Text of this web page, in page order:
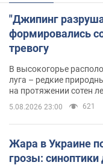
"Джипинг
формировались
тревогу
В высокогорье
луга – редкие
на протяжении сотен
5.08.2026 23:00 621
Жара в Украине
грозы: синоптики